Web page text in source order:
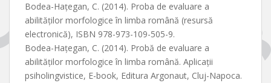
Bodea-Hațegan, C. (2014). Proba de evaluare a
abilităților morfologice în limba română (resursă
electronică), ISBN 978-973-109-505-9.
Bodea-Hațegan, C. (2014). Probă de evaluare a
abilităților morfologice în limba română. Aplicații
psiholingvistice, E-book, Editura Argonaut, Cluj-Napoca.